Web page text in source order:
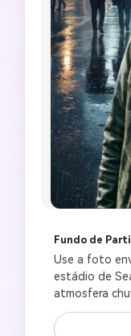
Fundo de
Use a foto
estádio de
atmosfera
reflexos e
estádio